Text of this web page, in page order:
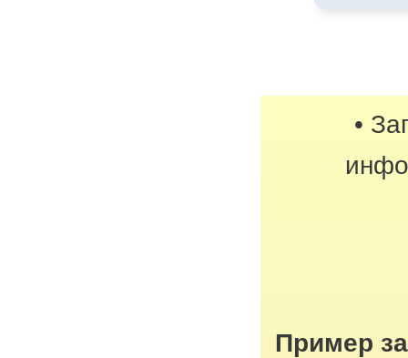
•
Пример